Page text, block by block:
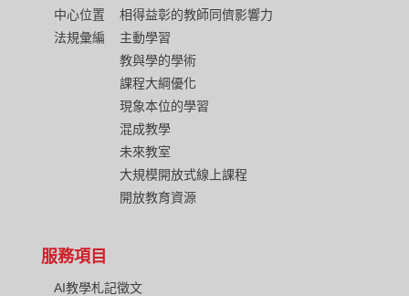
中心位置
法規彙編
相得益彰的教師同儕影響力
主動學習
教與學的學術
課程大綱優化
現象本位的學習
混成教學
未來教室
大規模開放式線上課程
開放教育資源
服務項目
AI教學札記徵文